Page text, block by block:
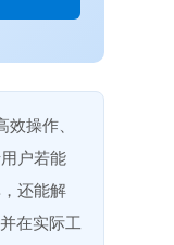
操作、
户若能
还能解
在实际工